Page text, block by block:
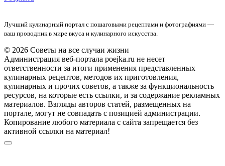
Лучший кулинарный портал с пошаговыми рецептами и фотографиями —
ваш проводник в мире вкуса и кулинарного искусства.
© 2026 Советы на все случаи жизни
Администрация веб-портала poejka.ru не несет
ответственности за итоги применения представленных
кулинарных рецептов, методов их приготовления,
кулинарных и прочих советов, а также за функциональность
ресурсов, на которые есть ссылки, и за содержание рекламных
материалов. Взгляды авторов статей, размещенных на
портале, могут не совпадать с позицией администрации.
Копирование любого материала с сайта запрещается без
активной ссылки на материал!